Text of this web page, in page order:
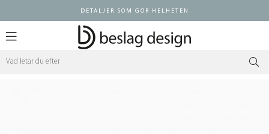
DETALJER SOM GÖR HELHETEN